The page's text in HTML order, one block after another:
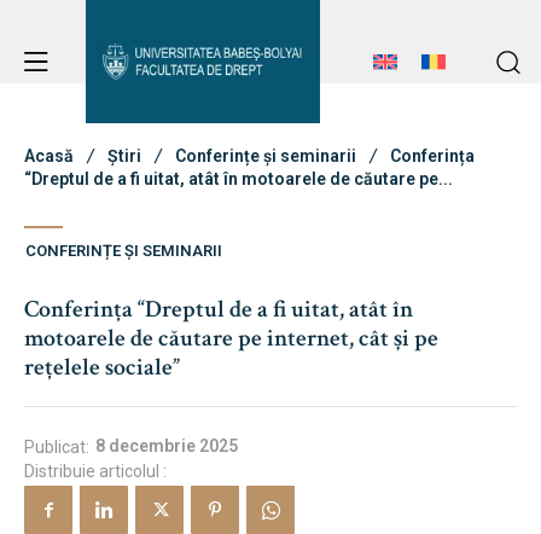
Avizier Studenți
Studii
Admitere
Erasmus & Internațional
Avizier Studenți
Admitere
Erasmus & Internațional
Știri
Echipa Facultății
Acasă Știri Conferințe și seminarii
Conferința
“Dreptul de a fi uitat, atât în motoarele de căutare pe...
CONFERINȚE ȘI SEMINARII
Conferința “Dreptul de a fi uitat, atât în
motoarele de căutare pe internet, cât și pe
rețelele sociale”
Publicat: 8 decembrie 2025
Distribuie articolul :